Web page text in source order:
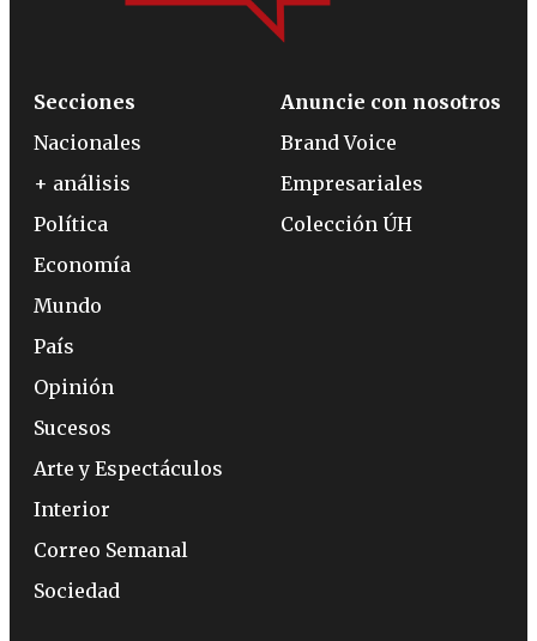
Secciones
Nacionales
+ análisis
Política
Economía
Mundo
País
Opinión
Sucesos
Arte y Espectáculos
Interior
Correo Semanal
Sociedad
Anuncie con nosotros
Brand Voice
Empresariales
Colección ÚH